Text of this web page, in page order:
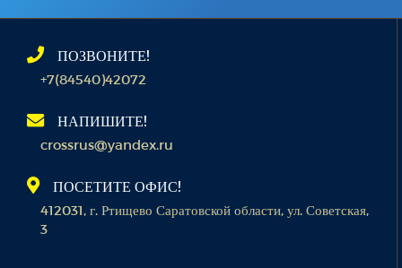
ПОЗВОНИТЕ!
+7(84540)42072
НАПИШИТЕ!
crossrus@yandex.ru
ПОСЕТИТЕ ОФИС!
412031, г. Ртищево Саратовской области, ул. Советская,
3